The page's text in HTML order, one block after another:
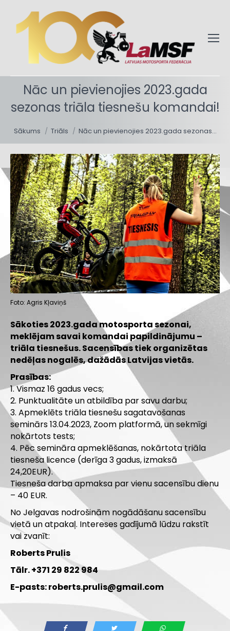
Nāc un pievienojies 2023.gada
sezonas triāla tiesnešu komandai!
Sākums Triāls Nāc un pievienojies 2023.gada sezonas…
Foto: Agris Kļaviņš
Sākoties 2023.gada motosporta sezonai,
meklējam savai komandai papildinājumu –
triāla tiesnešus. Sacensības tiek organizētas
nedēļas nogalēs, dažādās Latvijas vietās.
Prasības:
1. Vismaz 16 gadus vecs;
2. Punktualitāte un atbildība par savu darbu;
3. Apmeklēts triāla tiesnešu sagatavošanas
seminārs 13.04.2023, Zoom platformā, un sekmīgi
nokārtots tests;
4. Pēc semināra apmeklēšanas, nokārtota triāla
tiesneša licence (derīga 3 gadus, izmaksā
24,20EUR).
Tiesneša darba apmaksa par vienu sacensību dienu
– 40 EUR.
No Jelgavas nodrošinām nogādāšanu sacensību
vietā un atpakaļ. Intereses gadījumā lūdzu rakstīt
vai zvanīt:
Roberts Prulis
Tālr. +371 29 822 984
E-pasts:roberts.prulis@gmail.com